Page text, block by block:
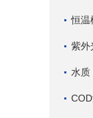
恒温
紫外
水质